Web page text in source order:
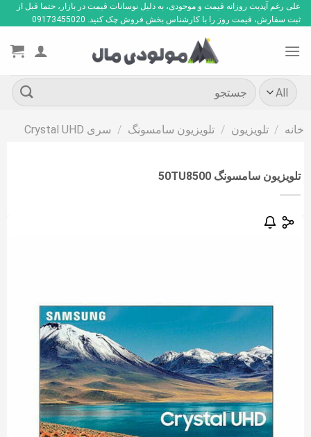
Skip
to
علی رغم آپدیت روزانه قیمت و موجودی، به دلیل نوسانات قیمت در بازار، حتما قبل از
ثبت سفارش، قیمت روز را با کارشناس بخش فروش چک کنید. 09173455020
جستجو
برای:
خانه / تلویزیون / تلویزیون سامسونگ / سری Crystal UHD
تلویزیون سامسونگ 50TU8500